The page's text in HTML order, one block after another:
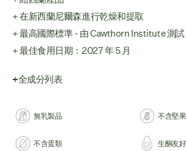
+ 在新西蘭尼爾森進行乾燥和提取
+ 最高國際標準 - 由 Cawthorn Institute 測試
+ 最佳食用日期：2027 年 5 月
+全成分列表
無乳製品 不含堅果
不含蛋類 生酮友好